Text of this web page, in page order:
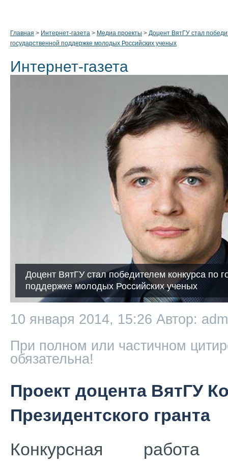
Главная > Интернет-газета > Медиа проекты > Доцент ВятГУ стал
государственной поддержке молодых Российских ученых
Интернет-газета
Доцент ВятГУ стал победителем конкурса по
поддержке молодых Российских ученых
10 января 2014, 15:26 Автор:
При полном или частичном
обязательна!
Проект доцента ВятГУ
Президентского гранта
Конкурсная